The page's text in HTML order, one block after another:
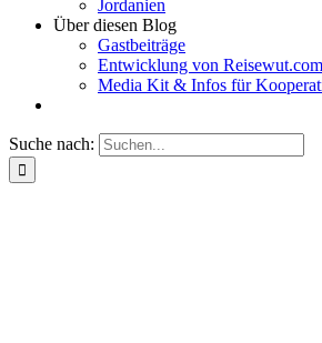
Jordanien
Über diesen Blog
Gastbeiträge
Entwicklung von Reisewut.com
Media Kit & Infos für
Suche nach: